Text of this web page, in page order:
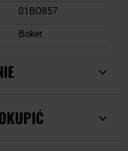
01BO857
Boker